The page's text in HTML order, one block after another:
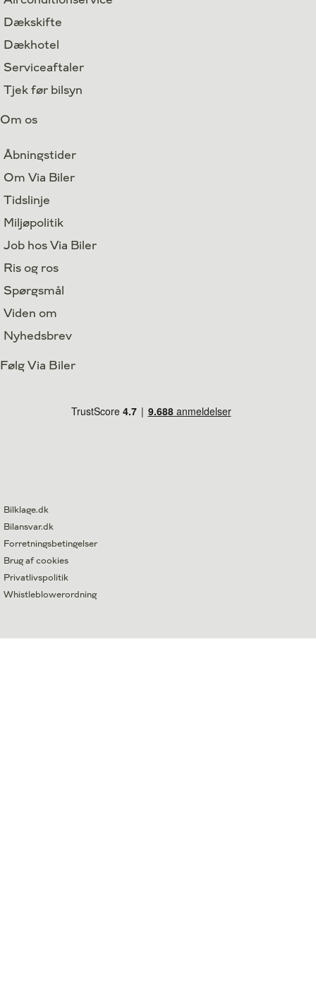
Dækskifte
Dækhotel
Serviceaftaler
Tjek før bilsyn
Om os
Åbningstider
Om Via Biler
Tidslinje
Miljøpolitik
Job hos Via Biler
Ris og ros
Spørgsmål
Viden om
Nyhedsbrev
Følg Via Biler
Bilklage.dk
Bilansvar.dk
Forretningsbetingelser
Brug af cookies
Privatlivspolitik
Whistleblowerordning